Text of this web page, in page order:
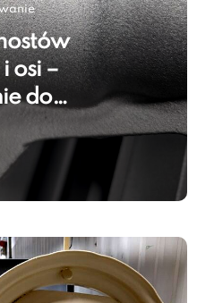
osi –
do